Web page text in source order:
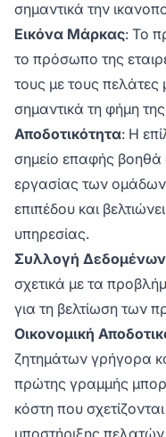
σημαντικά την
Εικόνα Μάρκας: Το
το πρόσωπο της
τους με τους
σημαντικά τη φήμη της
Αποδοτικότητα: Η
σημείο επαφής βοηθά
εργασίας των
επιπέδου και
υπηρεσίας.
Συλλογή Δεδομένων
σχετικά με τα
για τη βελτίωση των
Οικονομική
ζητημάτων γρήγορα
πρώτης γραμμής
κόστη που
υποστήριξης πελατών.